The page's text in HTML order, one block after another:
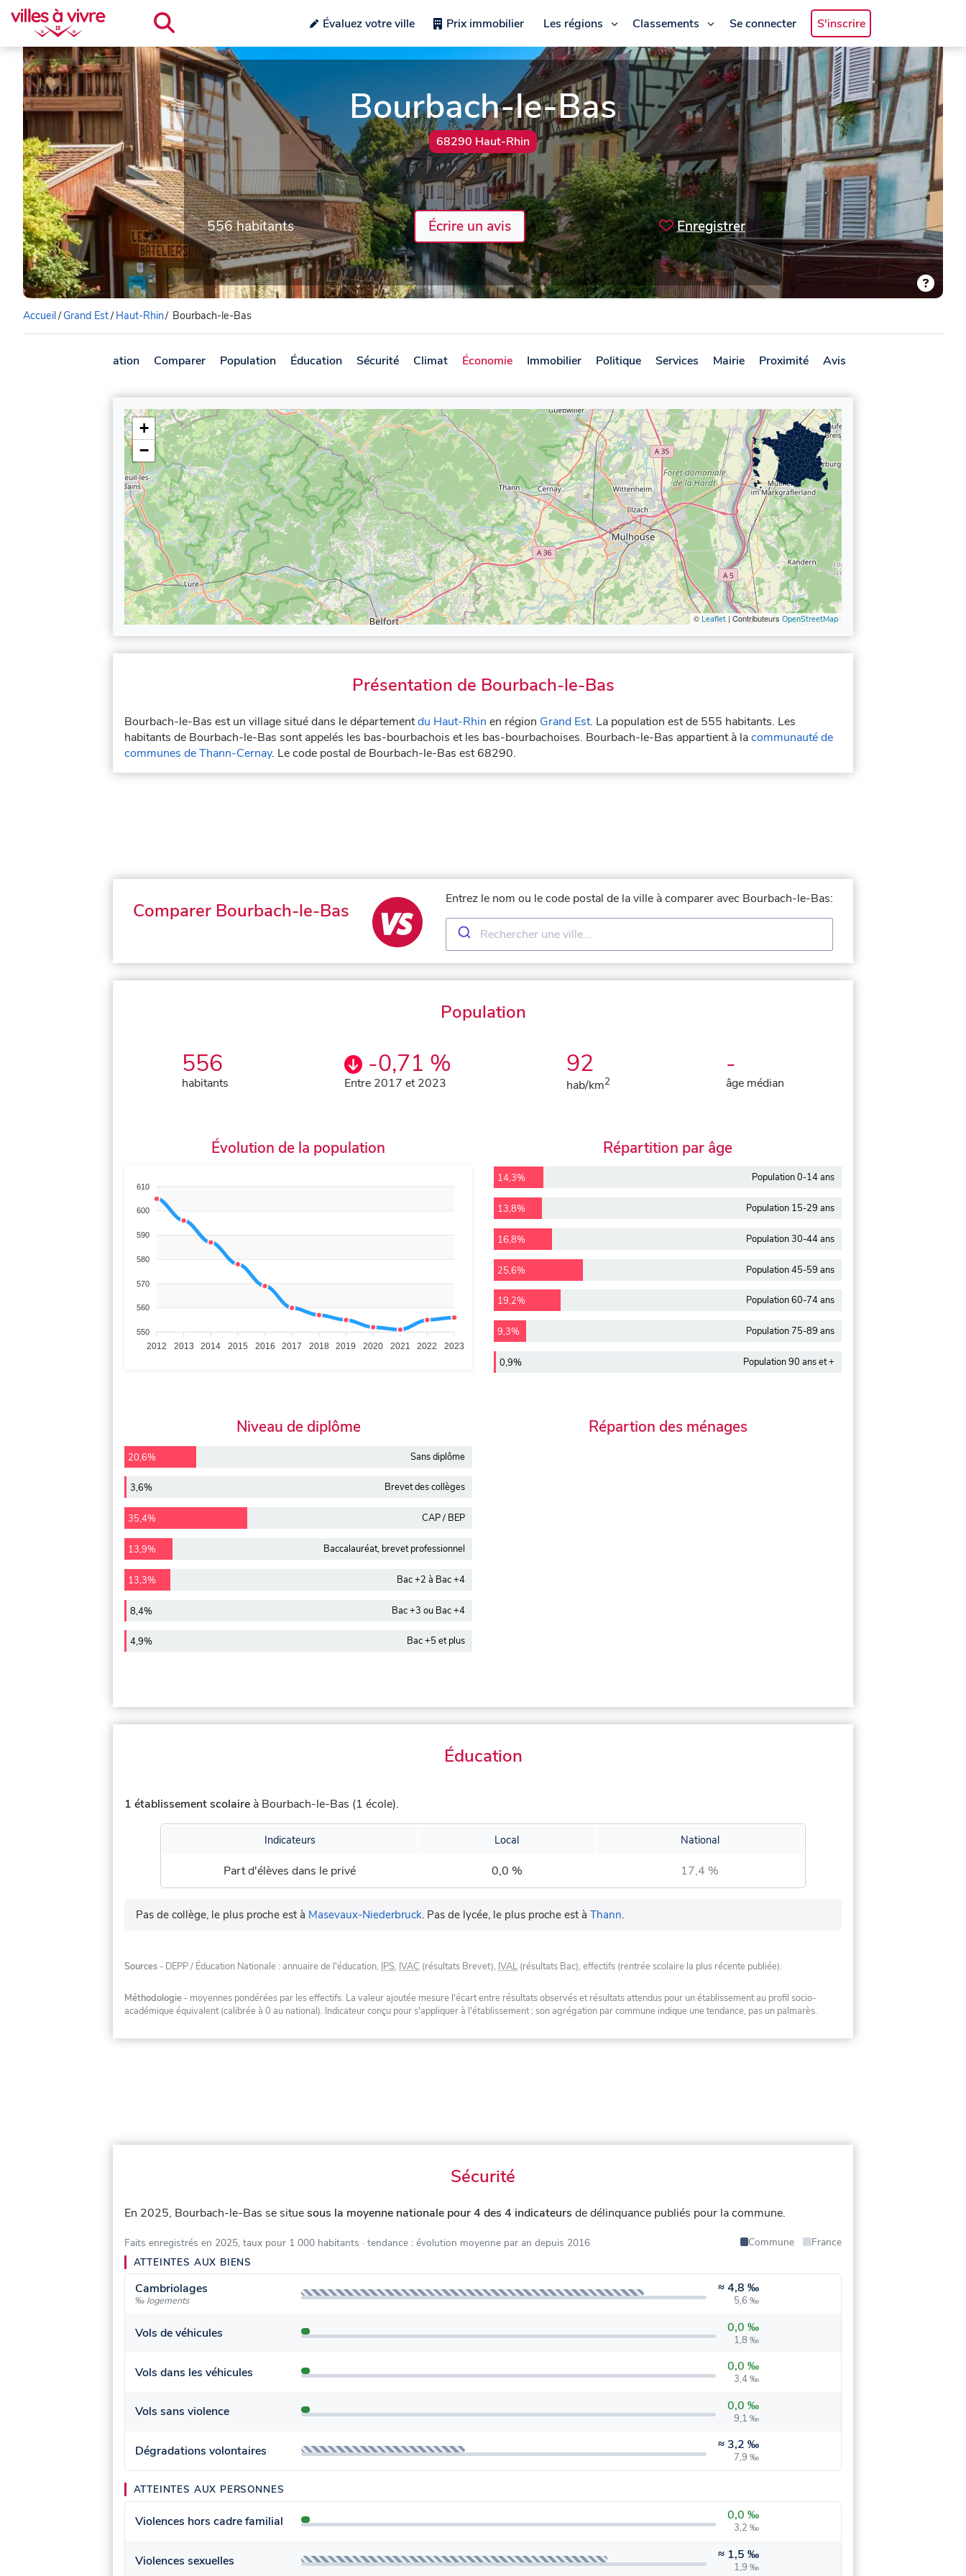
Évaluez votre ville Prix immobilier Les régions Classements Se connecter S'inscrire
Bourbach-le-Bas
68290 Haut-Rhin
556 habitants Écrire un avis Enregistrer
Accueil/Grand Est/ Haut-Rhin/ Bourbach-le-Bas
Présentation Comparer Population Éducation Sécurité Climat Économie Immobilier Politique Services Mairie Proximité Avis
+
−
© Leaflet | Contributeurs OpenStreetMap
Présentation de Bourbach-le-Bas
Bourbach-le-Bas est un village situé dans le départementdu Haut-Rhin en région Grand Est. La population est de 555 habitants. Les
habitants de Bourbach-le-Bas sont appelés les bas-bourbachois et les bas-bourbachoises. Bourbach-le-Bas appartient à lacommunauté de
communes de Thann-Cernay. Le code postal de Bourbach-le-Bas est 68290.
Comparer Bourbach-le-Bas
Entrez le nom ou le code postal de la ville à comparer avec Bourbach-le-Bas:
Population
556
habitants
-0,71 %
Entre 2017 et 2023
92
hab/km2
-
âge médian
Évolution de la population
610
600
590
580
570
560
550
2012 2013 2014 2015 2016 2017 2018 2019 2020 2021 2022 2023
Répartition par âge
14,3% Population 0-14 ans
13,8% Population 15-29 ans
16,8% Population 30-44 ans
25,6% Population 45-59 ans
19,2% Population 60-74 ans
9,3% Population 75-89 ans
0,9% Population 90 ans et +
Niveau de diplôme
20,6% Sans diplôme
3,6% Brevet des collèges
35,4% CAP / BEP
13,9% Baccalauréat, brevet professionnel
13,3% Bac +2 à Bac +4
8,4% Bac +3 ou Bac +4
4,9% Bac +5 et plus
Répartion des ménages
Éducation
1 établissement scolaire à Bourbach-le-Bas (1 école).
Indicateurs Local National
Part d'élèves dans le privé 0,0 % 17,4 %
Pas de collège, le plus proche est à Masevaux-Niederbruck. Pas de lycée, le plus proche est à Thann.
Sources - DEPP / Éducation Nationale : annuaire de l'éducation, IPS, IVAC (résultats Brevet), IVAL (résultats Bac), effectifs (rentrée scolaire la plus récente publiée).
Méthodologie - moyennes pondérées par les effectifs. La valeur ajoutée mesure l'écart entre résultats observés et résultats attendus pour un établissement au profil socio-
académique équivalent (calibrée à 0 au national). Indicateur conçu pour s'appliquer à l'établissement ; son agrégation par commune indique une tendance, pas un palmarès.
Sécurité
En 2025, Bourbach-le-Bas se situesous la moyenne nationale pour 4 des 4 indicateurs de délinquance publiés pour la commune.
Faits enregistrés en 2025, taux pour 1 000 habitants · tendance : évolution moyenne par an depuis 2016 Commune
France
ATTEINTES AUX BIENS
Cambriolages
‰ logements
≈4,8 ‰
5,6 ‰
Vols de véhicules 0,0 ‰
1,8 ‰
Vols dans les véhicules 0,0 ‰
3,4 ‰
Vols sans violence 0,0 ‰
9,1 ‰
Dégradations volontaires ≈ 3,2 ‰
7,9 ‰
ATTEINTES AUX PERSONNES
Violences hors cadre familial 0,0 ‰
3,2 ‰
Violences sexuelles ≈ 1,5 ‰
1,9 ‰